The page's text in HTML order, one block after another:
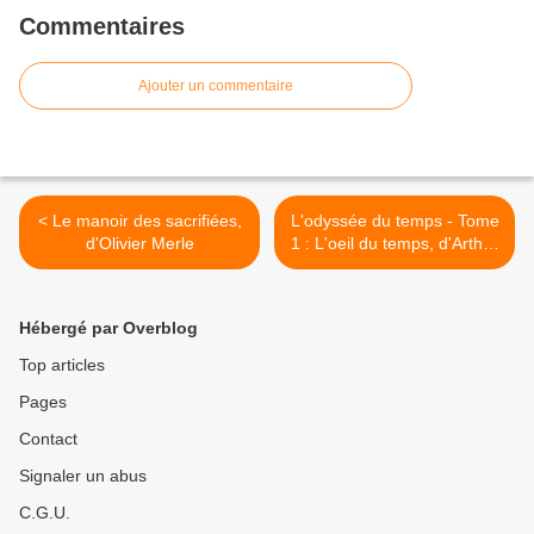
Commentaires
Ajouter un commentaire
< Le manoir des sacrifiées,
d'Olivier Merle
L'odyssée du temps - Tome
1 : L'oeil du temps, d'Arthur
C. Clarke >
Hébergé par Overblog
Top articles
Pages
Contact
Signaler un abus
C.G.U.